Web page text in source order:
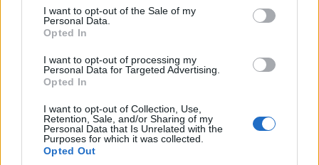
I want to opt-out of the Sale of my
Personal Data.
Opted In
I want to opt-out of processing my
Personal Data for Targeted Advertising.
Opted In
I want to opt-out of Collection, Use,
Retention, Sale, and/or Sharing of my
Personal Data that Is Unrelated with the
Purposes for which it was collected.
Opted Out
κόπωση και πολλοί πόνοι στο σώμα»,
ανέφερε o Dr. Unben Pillay σε συνέντευξη
Τύπου του υπουργείου Υγείας της χώρας,
Ο ίδιος σημείωσε ότι οι εμβολιασμένοι
έχουν πολύ καλύτερη έκβαση όταν